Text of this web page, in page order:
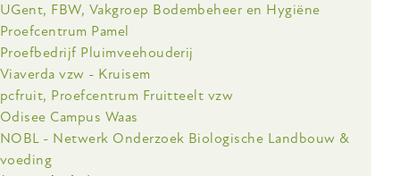
en
bodemconditie
Onderzoeksinstelling
UGent, FBW, Vakgroep Bodembeheer en Hygiëne
Proefcentrum Pamel
Proefbedrijf Pluimveehouderij
Viaverda vzw - Kruisem
pcfruit, Proefcentrum Fruitteelt vzw
Odisee Campus Waas
NOBL - Netwerk Onderzoek Biologische Landbouw &
voeding